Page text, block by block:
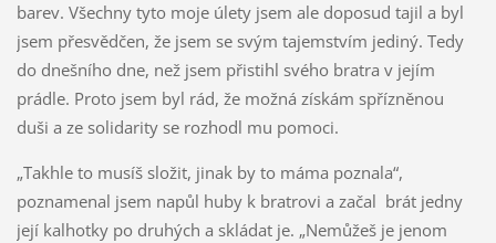
barev. Všechny tyto moje úlety jsem ale doposud tajil a byl
jsem přesvědčen, že jsem se svým tajemstvím jediný. Tedy
do dnešního dne, než jsem přistihl svého bratra v jejím
prádle. Proto jsem byl rád, že možná získám spřízněnou
duši a ze solidarity se rozhodl mu pomoci.
„Takhle to musíš složit, jinak by to máma poznala“,
poznamenal jsem napůl huby k bratrovi a začal brát jedny
její kalhotky po druhých a skládat je. „Nemůžeš je jenom